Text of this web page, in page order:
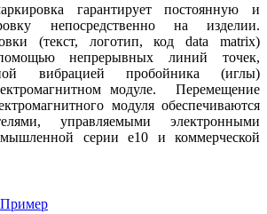
гарантирует постоянную и
непосредственно на изделии.
(текст, логотип, код data matrix)
непрерывных линий точек,
вибрацией пробойника (иглы)
модуле. Перемещение
модуля обеспечиваются
управляемыми электронными
серии е10 и коммерческой